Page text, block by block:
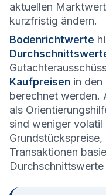
aktuellen
kurzfristig ändern.
Bodenrichtwerte
Kaufpreisen in den
berechnet werden.
als
sind weniger volatil
Transaktionen
Durchschnittswerte